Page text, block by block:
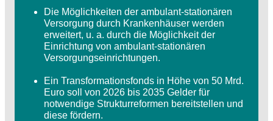
Die Möglichkeiten der ambulant-stationären
Versorgung durch Krankenhäuser werden
erweitert, u. a. durch die Möglichkeit der
Einrichtung von ambulant-stationären
Versorgungseinrichtungen.
Ein Transformationsfonds in Höhe von 50 Mrd.
Euro soll von 2026 bis 2035 Gelder für
notwendige Strukturreformen bereitstellen und
diese fördern.